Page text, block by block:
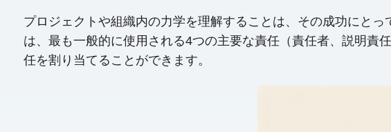
プロジェクトや組織内の力学を理解することは、その成功にと
は、最も一般的に使用される4つの主要な責任（責任者、説明責
任を割り当てることができます。